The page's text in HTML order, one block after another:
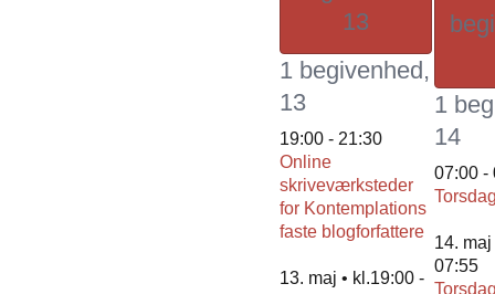
13
1 begivenhed,
13
19:00 - 21:30
Online
skriveværksteder
for Kontemplations
faste blogforfattere
13. maj • kl.19:00 -
1
14
07:00 -
14. maj
07:55